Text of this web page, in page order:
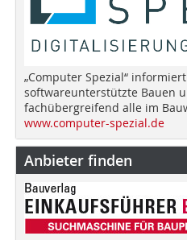
„Computer Spezial“
softwareunterstützte Bauen
fachübergreifend alle im
www.computer-spezial.de
Anbieter finden